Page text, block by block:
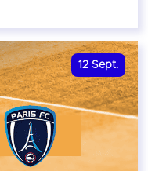
12 Sept.